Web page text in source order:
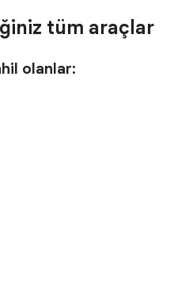
tüm araçlar
olanlar: